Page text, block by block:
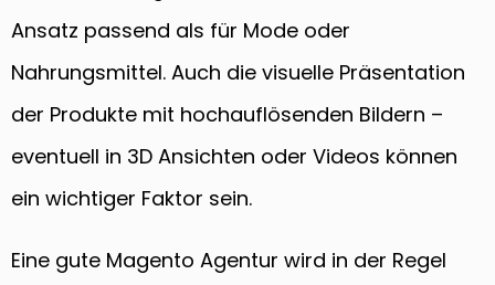
Ansatz passend als für Mode oder
Nahrungsmittel. Auch die visuelle Präsentation
der Produkte mit hochauflösenden Bildern –
eventuell in 3D Ansichten oder Videos können
ein wichtiger Faktor sein.
Eine gute Magento Agentur wird in der Regel